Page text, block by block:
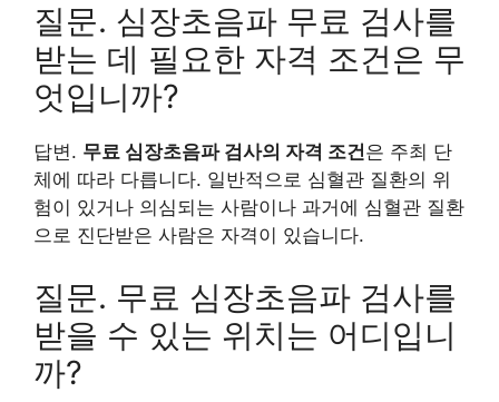
질문. 심장초음파 무료 검사를
받는 데 필요한 자격 조건은 무
엇입니까?
답변. 무료 심장초음파 검사의 자격 조건은 주최 단
체에 따라 다릅니다. 일반적으로 심혈관 질환의 위
험이 있거나 의심되는 사람이나 과거에 심혈관 질환
으로 진단받은 사람은 자격이 있습니다.
질문. 무료 심장초음파 검사를
받을 수 있는 위치는 어디입니
까?